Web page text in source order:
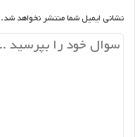
نشانی ایمیل شما منتشر نخواهد شد.